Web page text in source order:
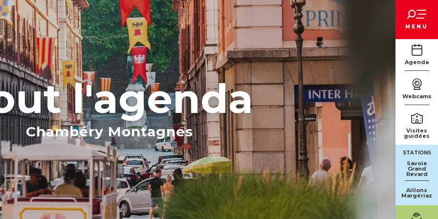
MENU
Agenda
Webcams
Visites
guidées
STATIONS
Savoie
Grand
Revard
Aillons
Margériaz
l'agenda
Chambéry Montagnes